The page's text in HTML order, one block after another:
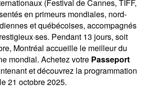
(Festival de Cannes, TIFF,
en primeurs mondiales, nord-
et québécoises, accompagnés
Pendant 13 jours, soit
Montréal accueille le meilleur du
mondial. Achetez votre Passeport
et découvrez la programmation
21 octobre 2025.